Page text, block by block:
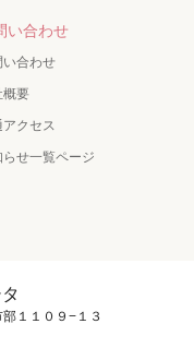
い合わせ
い合わせ
概要
クセス
らせ一覧ページ
１１０９−１３